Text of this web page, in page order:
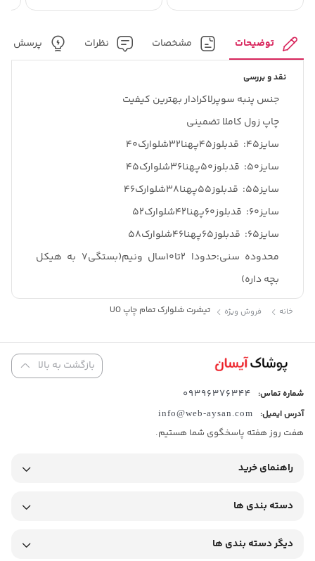
توضیحات مشخصات نظرات پرسش و
نقد و بررسی
جنس پنبه سوپرلاکرادار بهترین کیفیت
چاپ زول کاملا تضمینی
سایز۴۵: قدبلوز۴۵پهنا۳۲شلوارک۴۰
سایز۵۰: قدبلوز۵۰پهنا۳۶شلوارک۴۵
سایز۵۵: قدبلوز۵۵پهنا۳۸شلوارک۴۶
سایز۶۰: قدبلوز۶۰پهنا۴۲شلوارک۵۲
سایز۶۵: قدبلوز۶۵پهنا۴۶شلوارک۵۸
محدوده سنی:حدودا ۲تا۱۰سال ونیم(بستگی۷ به هیکل
بچه داره)
خانه فروش ویژه تیشرت شلوارک تمام چاپ UO
بازگشت به بالا
شماره تماس: 09396376344
آدرس ایمیل: info@web-aysan.com
هفت روز هفته پاسخگوی شما هستیم.
راهنمای خرید
دسته بندی ها
دیگر دسته بندی ها